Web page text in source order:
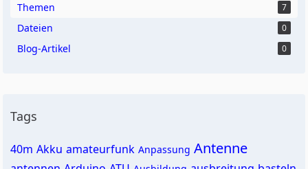
Themen 7
Dateien 0
Blog-Artikel 0
Tags
40m Akku amateurfunk Anpassung Antenne